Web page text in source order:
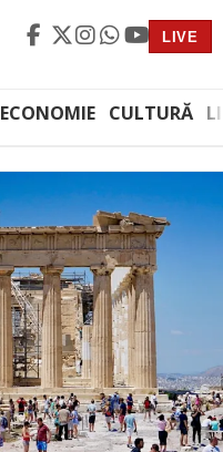
LIVE
ECONOMIE CULTURĂ